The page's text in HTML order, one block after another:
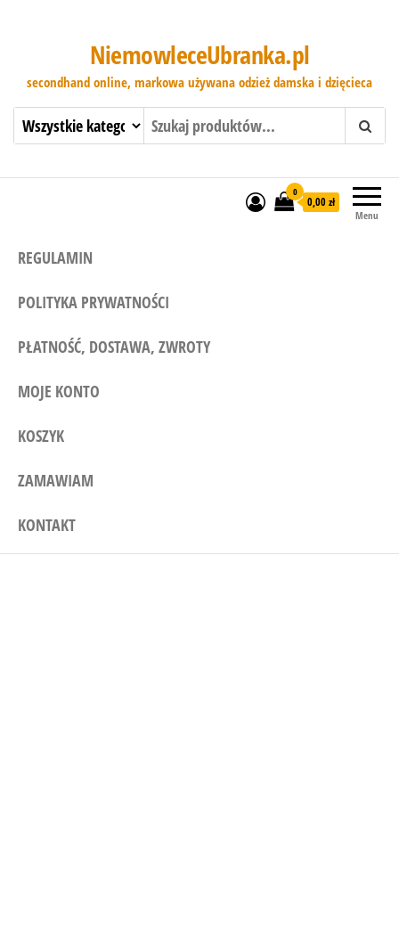
NiemowleceUbranka.pl
secondhand online, markowa używana odzież damska i dzięcieca
Menu
0
0,00 zł
REGULAMIN
POLITYKA PRYWATNOŚCI
PŁATNOŚĆ, DOSTAWA, ZWROTY
MOJE KONTO
KOSZYK
ZAMAWIAM
KONTAKT